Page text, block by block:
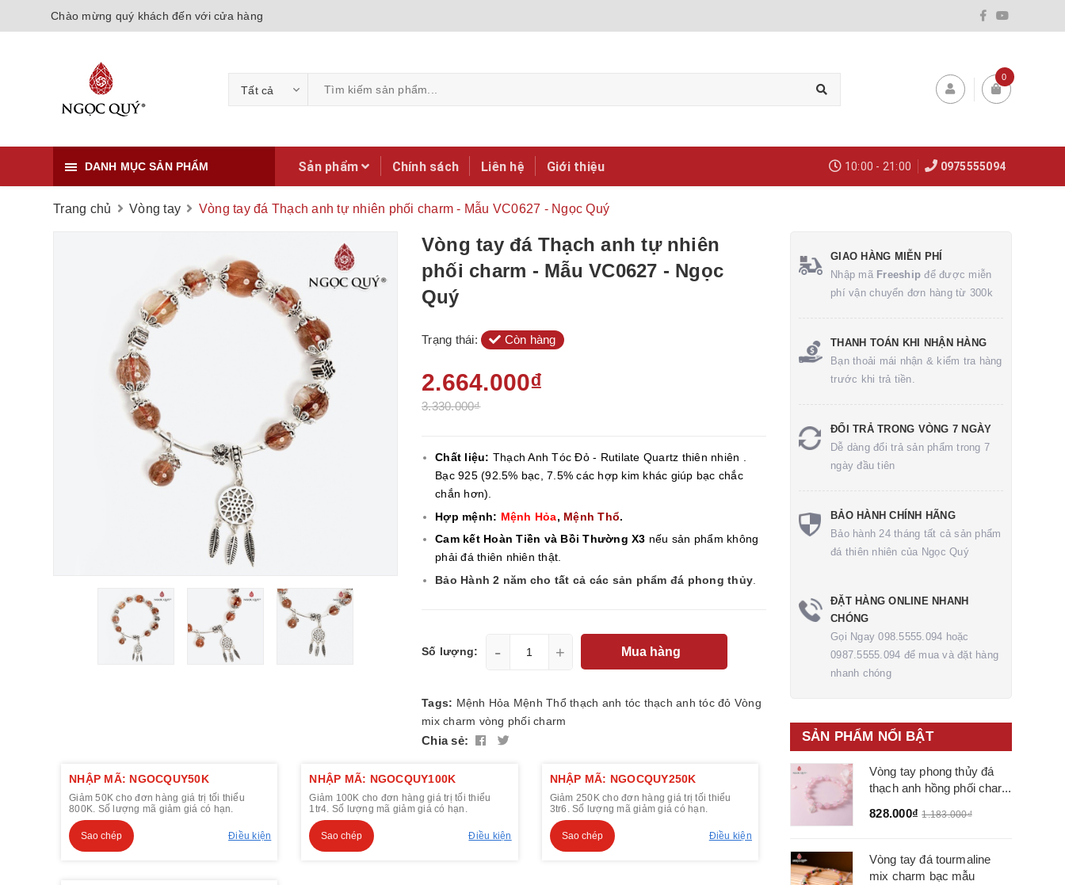
Chào mừng quý khách đến với cửa hàng
Tất cả
0
DANH MỤC SẢN PHẨM Sản phẩm Chính sách Liên hệ Giới thiệu 10:00 - 21:00 0975555094
Trang chủ Vòng tay Vòng tay đá Thạch anh tự nhiên phối charm - Mẫu VC0627 - Ngọc Quý
Vòng tay đá Thạch anh tự nhiên
phối charm - Mẫu VC0627 - Ngọc
Quý
Trạng thái: Còn hàng
2.664.000₫
3.330.000₫
Chất liệu: Thạch Anh Tóc Đỏ - Rutilate Quartz thiên nhiên .
Bạc 925 (92.5% bạc, 7.5% các hợp kim khác giúp bạc chắc
chắn hơn).
Hợp mệnh: Mệnh Hỏa, Mệnh Thổ.
Cam kết Hoàn Tiền và Bồi Thường X3 nếu sản phẩm không
phải đá thiên nhiên thật.
Bảo Hành 2 năm cho tất cả các sản phẩm đá phong thủy
Số lượng: - + Mua hàng
Tags: Mệnh Hỏa Mệnh Thổ thạch anh tóc thạch anh tóc đỏ Vòng
mix charm vòng phối charm
Chia sẻ:
NHẬP MÃ: NGOCQUY50K
Giảm 50K cho đơn hàng giá trị tối thiểu
800K. Số lượng mã giảm giá có hạn.
Sao chép Điều kiện
NHẬP MÃ: NGOCQUY100K
Giảm 100K cho đơn hàng giá trị tối thiểu
1tr4. Số lượng mã giảm giá có hạn.
Sao chép Điều kiện
NHẬP MÃ: NGOCQUY250K
Giảm 250K cho đơn hàng giá trị tối thiểu
3tr6. Số lượng mã giảm giá có hạn.
Sao chép Điều kiện
GIAO HÀNG MIỄN PHÍ
Nhập mã Freeship để được miễn
phí vận chuyển đơn hàng từ 300k
THANH TOÁN KHI NHẬN HÀNG
Bạn thoải mái nhận & kiểm tra hàng
trước khi trả tiền.
ĐỔI TRẢ TRONG VÒNG 7 NGÀY
Dễ dàng đổi trả sản phẩm trong 7
ngày đầu tiên
BẢO HÀNH CHÍNH HÃNG
Bảo hành 24 tháng tất cả sản phẩm
đá thiên nhiên của Ngọc Quý
ĐẶT HÀNG ONLINE NHANH
CHÓNG
Gọi Ngay 098.5555.094 hoặc
0987.5555.094 để mua và đặt hàng
nhanh chóng
SẢN PHẨM NỔI BẬT
Vòng tay phong thủy đá
thạch anh hồng phối char...
828.000₫ 1.183.000₫
Vòng tay đá tourmaline
mix charm bạc mẫu